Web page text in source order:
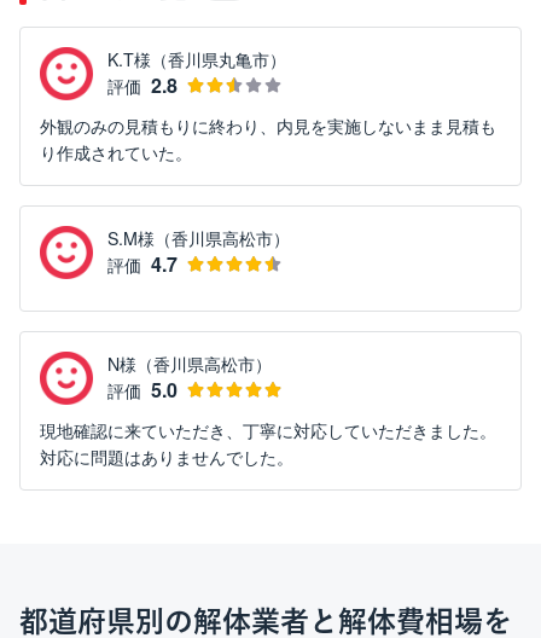
K.T様（香川県丸亀市）
評価 2.8
外観のみの見積もりに終わり、内見を実施しないまま見積も
り作成されていた。
S.M様（香川県高松市）
評価 4.7
N様（香川県高松市）
評価 5.0
現地確認に来ていただき、丁寧に対応していただきました。
対応に問題はありませんでした。
都道府県別の解体業者と解体費相場を